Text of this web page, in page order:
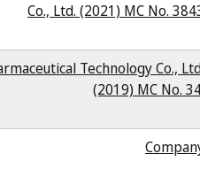
Co., Ltd. (2021) MC No.
Technology Co.,
(2019) MC No.